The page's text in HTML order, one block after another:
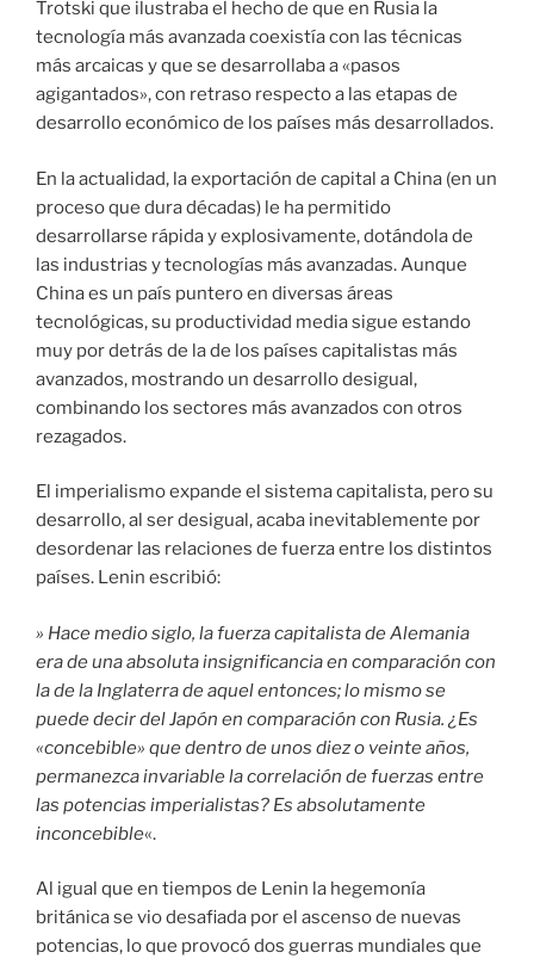
Trotski que ilustraba el hecho de que en Rusia la
tecnología más avanzada coexistía con las técnicas
más arcaicas y que se desarrollaba a «pasos
agigantados», con retraso respecto a las etapas de
desarrollo económico de los países más desarrollados.
En la actualidad, la exportación de capital a China (en un
proceso que dura décadas) le ha permitido
desarrollarse rápida y explosivamente, dotándola de
las industrias y tecnologías más avanzadas. Aunque
China es un país puntero en diversas áreas
tecnológicas, su productividad media sigue estando
muy por detrás de la de los países capitalistas más
avanzados, mostrando un desarrollo desigual,
combinando los sectores más avanzados con otros
rezagados.
El imperialismo expande el sistema capitalista, pero su
desarrollo, al ser desigual, acaba inevitablemente por
desordenar las relaciones de fuerza entre los distintos
países. Lenin escribió:
» Hace medio siglo, la fuerza capitalista de Alemania
era de una absoluta insignificancia en comparación con
la de la Inglaterra de aquel entonces; lo mismo se
puede decir del Japón en comparación con Rusia. ¿Es
«concebible» que dentro de unos diez o veinte años,
permanezca invariable la correlación de fuerzas entre
las potencias imperialistas? Es absolutamente
inconcebible«.
Al igual que en tiempos de Lenin la hegemonía
británica se vio desafiada por el ascenso de nuevas
potencias, lo que provocó dos guerras mundiales que